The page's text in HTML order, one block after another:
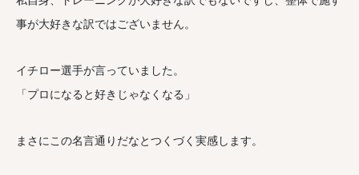
事が大好きな訳ではございません。
イチロー選手が言っていました。
「プロになると好きじゃなくなる」
まさにこの名言通りだなとつくづく実感します。